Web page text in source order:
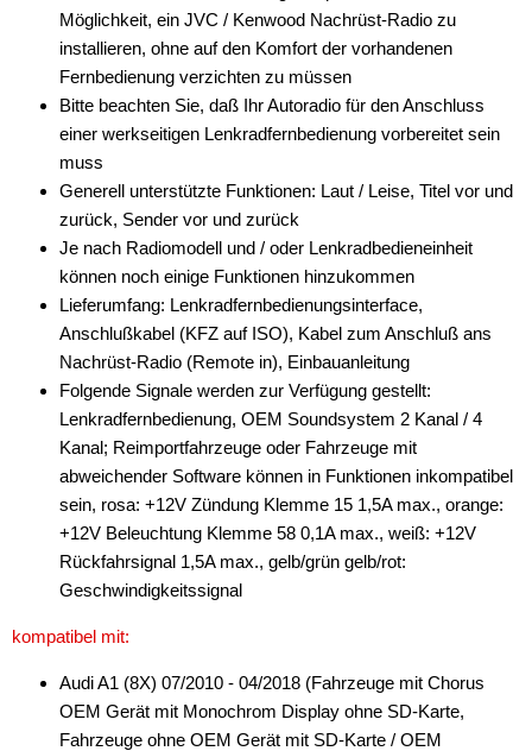
Möglichkeit, ein JVC / Kenwood Nachrüst-Radio zu
installieren, ohne auf den Komfort der vorhandenen
Fernbedienung verzichten zu müssen
Bitte beachten Sie, daß Ihr Autoradio für den Anschluss
einer werkseitigen Lenkradfernbedienung vorbereitet sein
muss
Generell unterstützte Funktionen: Laut / Leise, Titel vor und
zurück, Sender vor und zurück
Je nach Radiomodell und / oder Lenkradbedieneinheit
können noch einige Funktionen hinzukommen
Lieferumfang: Lenkradfernbedienungsinterface,
Anschlußkabel (KFZ auf ISO), Kabel zum Anschluß ans
Nachrüst-Radio (Remote in), Einbauanleitung
Folgende Signale werden zur Verfügung gestellt:
Lenkradfernbedienung, OEM Soundsystem 2 Kanal / 4
Kanal; Reimportfahrzeuge oder Fahrzeuge mit
abweichender Software können in Funktionen inkompatibel
sein, rosa: +12V Zündung Klemme 15 1,5A max., orange:
+12V Beleuchtung Klemme 58 0,1A max., weiß: +12V
Rückfahrsignal 1,5A max., gelb/grün gelb/rot:
Geschwindigkeitssignal
kompatibel mit:
Audi A1 (8X) 07/2010 - 04/2018 (Fahrzeuge mit Chorus
OEM Gerät mit Monochrom Display ohne SD-Karte,
Fahrzeuge ohne OEM Gerät mit SD-Karte / OEM